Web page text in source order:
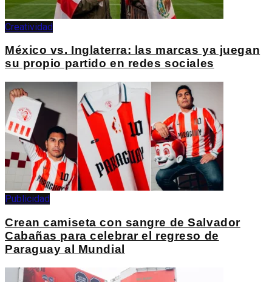
Creatividad
México vs. Inglaterra: las marcas ya juegan
su propio partido en redes sociales
Publicidad
Crean camiseta con sangre de Salvador
Cabañas para celebrar el regreso de
Paraguay al Mundial